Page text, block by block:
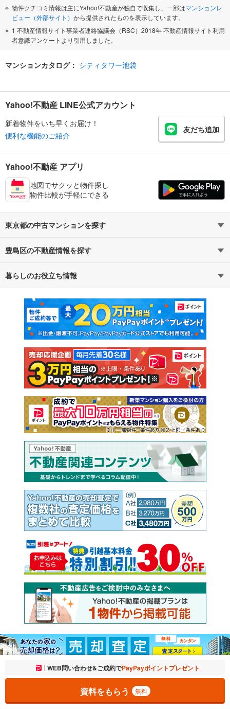
物件クチコミ情報は主にYahoo!不動産が独自で収集し、一部はマンションレ
ビュー（外部サイト） から提供されたものを表示しています。
1 不動産情報サイト事業者連絡協議会（RSC）2018年 不動産情報サイト利用
者意識アンケートより引用しました。
マンションカタログ： シティタワー池袋
お気に入りに追加しました。 一覧を開く
WEB問い合わせ&ご成約でPayPayポイントプレゼント
資料をもらう 無料
Yahoo!不動産 LINE公式アカウント
新着物件をいち早くお届け！
便利な機能のご紹介
友だち追加
Yahoo!不動産 アプリ
地図でサクッと物件探し
物件比較が手軽にできる
東京都の中古マンションを探す
路線・駅から探す
通勤・通学時間から探す
豊島区の不動産情報を探す
不動産・住宅
新築マンション 中古マンション
新築一戸建て 中古一戸建て
注文住宅 土地
売却査定
暮らしのお役立ち情報
マンションカタログ 教えて！住まいの先生
Yahoo!不動産Yahoo! JAPAN